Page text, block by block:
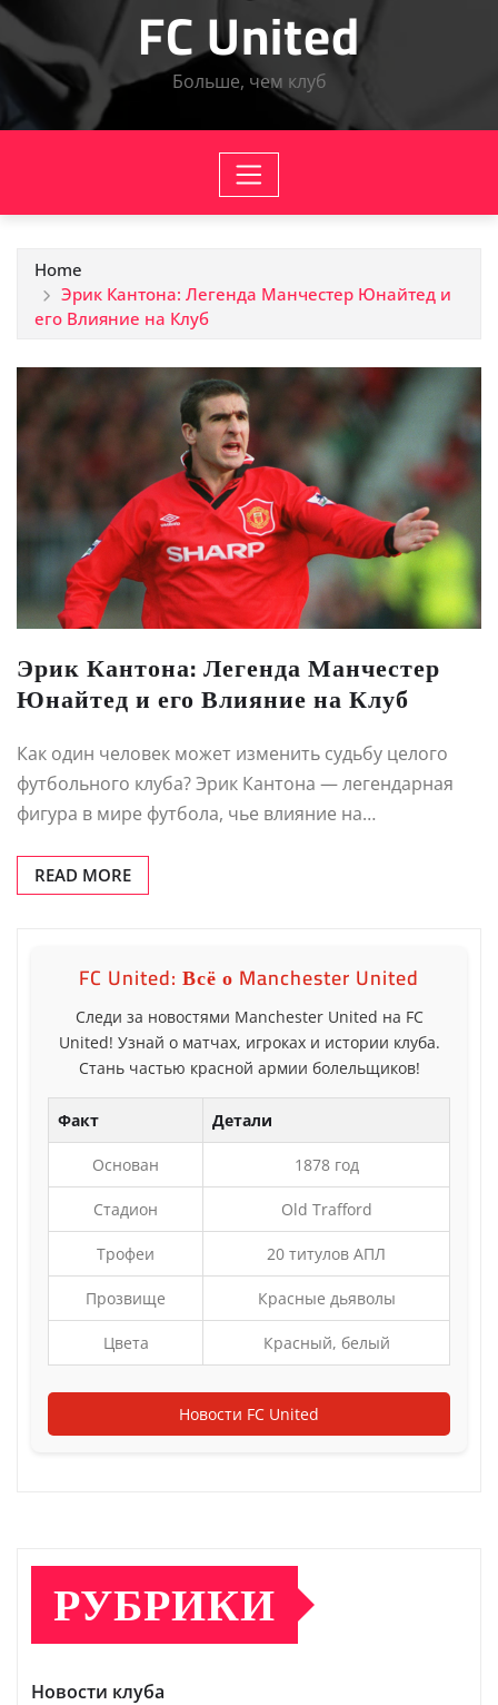
FC United
Больше, чем клуб
Home
Эрик Кантона: Легенда Манчестер Юнайтед и
его Влияние на Клуб
Эрик Кантона: Легенда Манчестер
Юнайтед и его Влияние на Клуб
Как один человек может изменить судьбу целого
футбольного клуба? Эрик Кантона — легендарная
фигура в мире футбола, чье влияние на…
READ MORE
FC United: Всё о Manchester United
Следи за новостями Manchester United на FC
United! Узнай о матчах, игроках и истории клуба.
Стань частью красной армии болельщиков!
Факт Детали
Основан 1878 год
Стадион Old Trafford
Трофеи 20 титулов АПЛ
Прозвище Красные дьяволы
Цвета Красный, белый
Новости FC United
РУБРИКИ
Новости клуба